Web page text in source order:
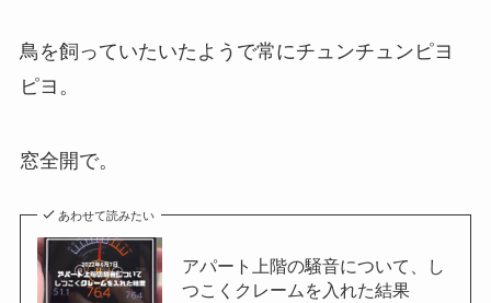
鳥を飼っていたいたようで常にチュンチュンピヨ
ピヨ。
窓全開で。
あわせて読みたい
アパート上階の騒音について、し
つこくクレームを入れた結果